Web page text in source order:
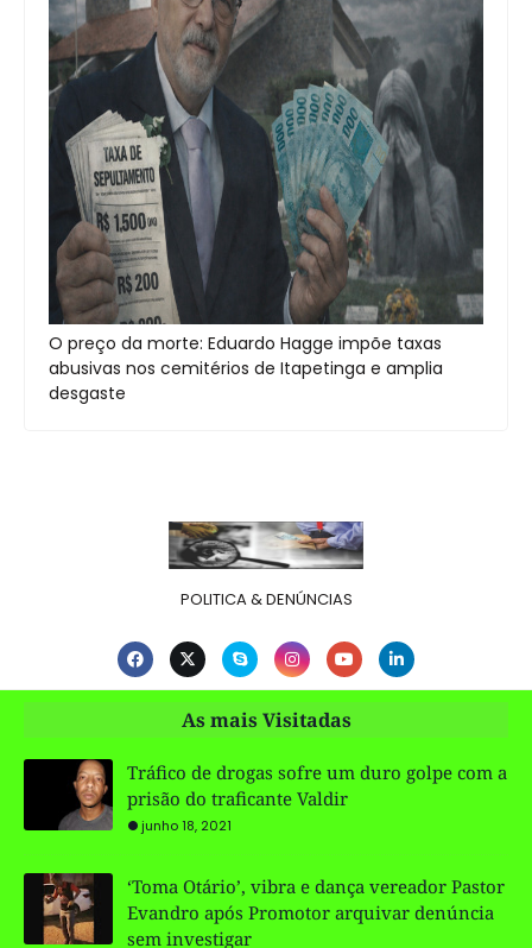
O preço da morte: Eduardo Hagge impõe taxas
abusivas nos cemitérios de Itapetinga e amplia
desgaste
POLITICA & DENÚNCIAS
As mais Visitadas
Tráfico de drogas sofre um duro golpe com a
prisão do traficante Valdir
junho 18, 2021
‘Toma Otário’, vibra e dança vereador Pastor
Evandro após Promotor arquivar denúncia
sem investigar